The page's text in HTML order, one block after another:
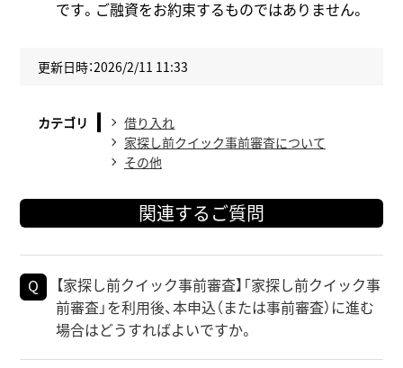
です。ご融資をお約束するものではありません。
更新日時：2026/2/11 11:33
カテゴリ
借り入れ
家探し前クイック事前審査について
その他
関連するご質問
【家探し前クイック事前審査】「家探し前クイック事
前審査」を利用後、本申込（または事前審査）に進む
場合はどうすればよいですか。